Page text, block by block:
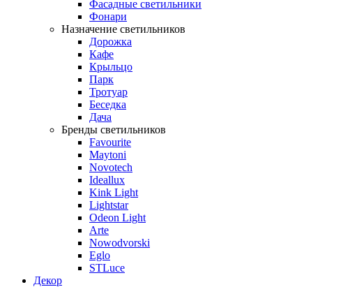
Фасадные светильники
Фонари
Назначение светильников
Дорожка
Кафе
Крыльцо
Парк
Тротуар
Беседка
Дача
Бренды светильников
Favourite
Maytoni
Novotech
Ideallux
Kink Light
Lightstar
Odeon Light
Arte
Nowodvorski
Eglo
STLuce
Декор